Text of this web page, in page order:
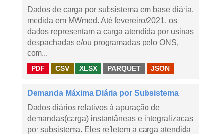
Dados de carga por subsistema em base diária,
medida em MWmed. Até fevereiro/2021, os
dados representam a carga atendida por usinas
despachadas e/ou programadas pelo ONS,
com...
PDF CSV XLSX PARQUET JSON
Demanda Máxima Diária por Subsistema
Dados diários relativos à apuração de
demandas(carga) instantâneas e integralizadas
por subsistema. Eles refletem a carga atendida